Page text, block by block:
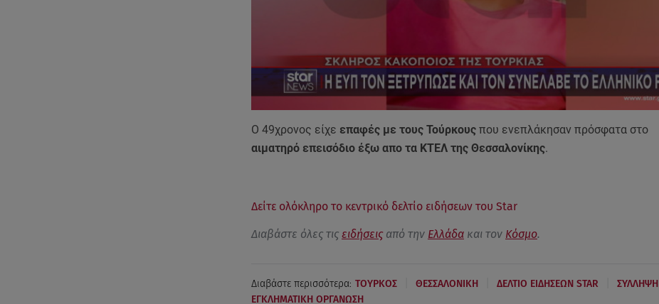
Ο 49χρονος είχε επαφές με τους Τούρκους που ενεπλάκησαν πρόσφατα στο
αιματηρό επεισόδιο έξω απο τα ΚΤΕΛ της Θεσσαλονίκης.
Δείτε ολόκληρο το κεντρικό δελτίο ειδήσεων του Star
Διαβάστε όλες τις ειδήσειςαπό την Ελλάδακαι τον Κόσμο.
Διαβάστε περισσότερα: ΤΟΥΡΚΟΣ ΘΕΣΣΑΛΟΝΙΚΗ ΔΕΛΤΙΟ ΕΙΔΗΣΕΩΝ STAR ΣΥΛΛΗΨΗ
ΕΓΚΛΗΜΑΤΙΚΗ ΟΡΓΑΝΩΣΗ